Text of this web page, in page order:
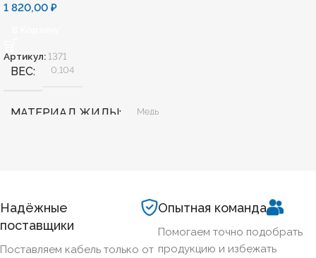
1 820,00 ₽
Артикул: 1371
ВЕС 0,104
МАТЕРИАЛ ЖИЛЫ Медь
Надёжные
поставщики
Поставляем кабель только от
Опытная команда
Помогаем точно подобрать
продукцию и избежать